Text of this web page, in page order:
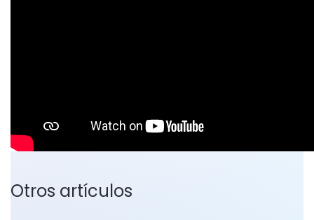
Otros artículos